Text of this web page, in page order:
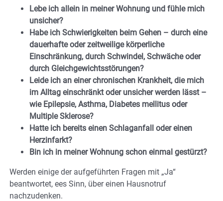
Lebe ich allein in meiner Wohnung und fühle mich
unsicher?
Habe ich Schwierigkeiten beim Gehen – durch eine
dauerhafte oder zeitweilige körperliche
Einschränkung, durch Schwindel, Schwäche oder
durch Gleichgewichtsstörungen?
Leide ich an einer chronischen Krankheit, die mich
im Alltag einschränkt oder unsicher werden lässt –
wie Epilepsie, Asthma, Diabetes mellitus oder
Multiple Sklerose?
Hatte ich bereits einen Schlaganfall oder einen
Herzinfarkt?
Bin ich in meiner Wohnung schon einmal gestürzt?
Werden einige der aufgeführten Fragen mit „Ja“
beantwortet, ees Sinn, über einen Hausnotruf
nachzudenken.